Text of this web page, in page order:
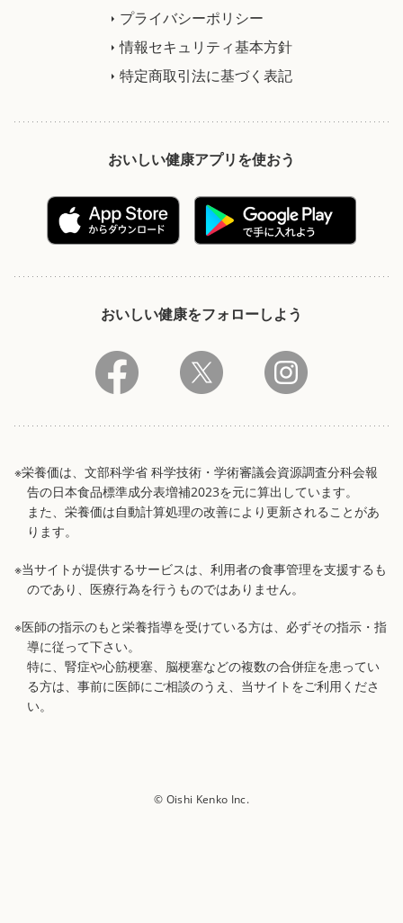
プライバシーポリシー
情報セキュリティ基本方針
特定商取引法に基づく表記
おいしい健康アプリを使おう
おいしい健康をフォローしよう
※栄養価は、文部科学省 科学技術・学術審議会資源調査分科会報
告の日本食品標準成分表増補2023を元に算出しています。
また、栄養価は自動計算処理の改善により更新されることがあ
ります。
※当サイトが提供するサービスは、利用者の食事管理を支援するも
のであり、医療行為を行うものではありません。
※医師の指示のもと栄養指導を受けている方は、必ずその指示・指
導に従って下さい。
特に、腎症や心筋梗塞、脳梗塞などの複数の合併症を患ってい
る方は、事前に医師にご相談のうえ、当サイトをご利用くださ
い。
© Oishi Kenko Inc.